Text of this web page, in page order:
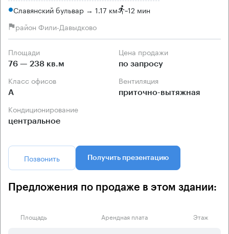
Славянский бульвар → 1.17 км ~12 мин
район Фили-Давыдково
Площади
76 — 238 кв.м
Цена продажи
по запросу
Класс офисов
А
Вентиляция
приточно-вытяжная
Кондиционирование
центральное
Позвонить Получить презентацию
Предложения по продаже в этом здании:
Площадь Арендная плата Этаж